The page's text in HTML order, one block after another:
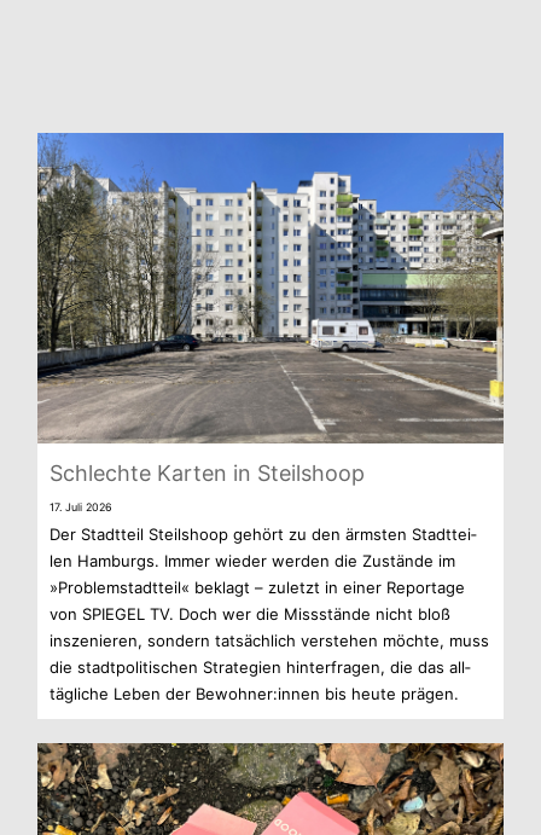
Schlechte Kar­ten in Steilshoop
17. Juli 2026
Der Stadt­teil Steil­shoop gehört zu den ärms­ten Stadt­tei­
len Ham­burgs. Immer wie­der wer­den die Zustände im
»Pro­blem­stadt­teil« beklagt – zuletzt in einer Repor­tage
von SPIEGEL TV. Doch wer die Miss­stände nicht bloß
insze­nie­ren, son­dern tat­säch­lich ver­ste­hen möchte, muss
die stadt­po­li­ti­schen Stra­te­gien hin­ter­fra­gen, die das all­
täg­li­che Leben der Bewohner:innen bis heute prägen.